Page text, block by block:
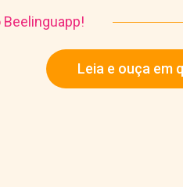
Leia e ouça em